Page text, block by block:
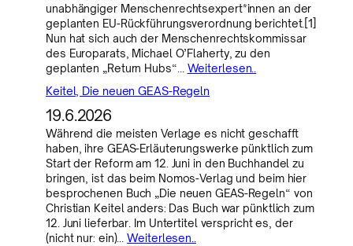
unabhängiger Menschenrechtsexpert*innen an der
geplanten EU-Rückführungsverordnung berichtet.[1]
Nun hat sich auch der Menschenrechtskommissar
des Europarats, Michael O’Flaherty, zu den
geplanten „Return Hubs“… Weiterlesen..
Keitel, Die neuen GEAS-Regeln
19.6.2026
Während die meisten Verlage es nicht geschafft
haben, ihre GEAS-Erläuterungswerke pünktlich zum
Start der Reform am 12. Juni in den Buchhandel zu
bringen, ist das beim Nomos-Verlag und beim hier
besprochenen Buch „Die neuen GEAS-Regeln“ von
Christian Keitel anders: Das Buch war pünktlich zum
12. Juni lieferbar. Im Untertitel verspricht es, der
(nicht nur: ein)…Weiterlesen..